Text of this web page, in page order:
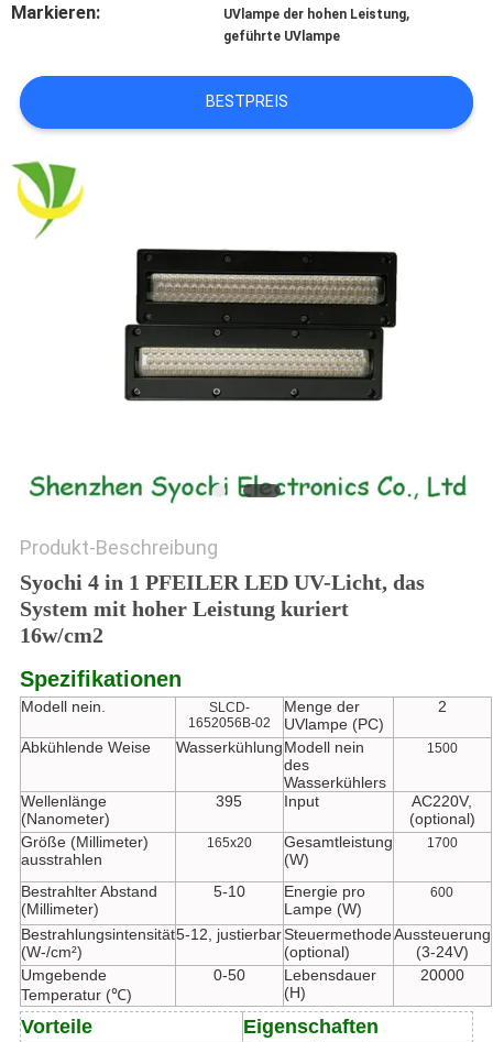
NACHRICHTEN
FORDERN
SIE
EIN
ZITAT
Markieren: UVlampe der hohen Leistung,
geführte UVlampe
BESTPREIS
Produkt-Beschreibung
Syochi 4 in 1 PFEILER LED UV-Licht, das
System mit hoher Leistung kuriert
16w/cm2
Spezifikationen
Modell nein.
SLCD-
1652056B-02
Menge der
UVlampe (PC)
2
Abkühlende Weise WasserkühlungModell nein
des
Wasserkühlers
1500
Wellenlänge
(Nanometer)
395 Input
AC220V,
(optional)
Größe (Millimeter)
ausstrahlen
165x20
Gesamtleistung
(W)
1700
Bestrahlter Abstand
(Millimeter)
5-10
Energie pro
Lampe (W)
600
Bestrahlungsintensität
(W-/cm²)
5-12, justierbarSteuermethode
(optional)
Aussteuerung
(3-24V)
Umgebende
Temperatur (℃)
0-50
Lebensdauer
(H)
20000
Vorteile Eigenschaften